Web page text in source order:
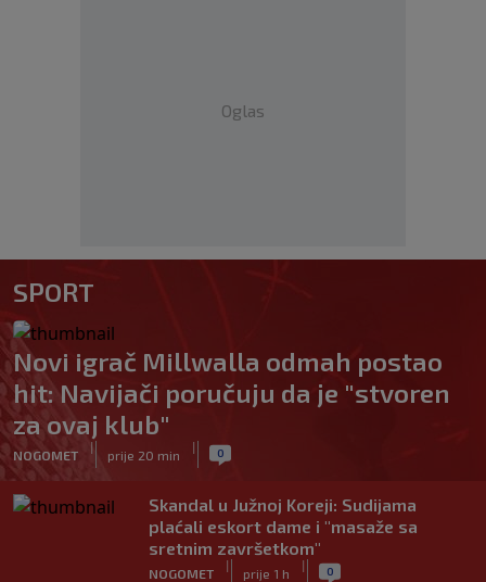
Oglas
SPORT
Novi igrač Millwalla odmah postao
hit: Navijači poručuju da je "stvoren
za ovaj klub"
NOGOMET
|
prije 20 min
| 0
Skandal u Južnoj Koreji: Sudijama
plaćali eskort dame i "masaže sa
sretnim završetkom"
NOGOMET
|
prije 1 h
| 0